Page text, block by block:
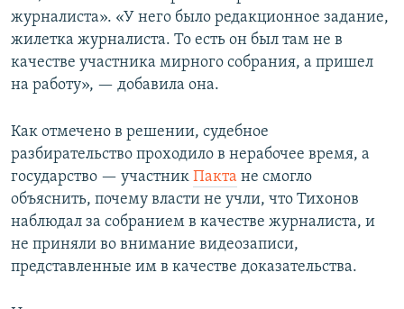
журналиста». «У него было редакционное задание,
жилетка журналиста. То есть он был там не в
качестве участника мирного собрания, а пришел
на работу», — добавила она.
Как отмечено в решении, судебное
разбирательство проходило в нерабочее время, а
государство — участник Пакта не смогло
объяснить, почему власти не учли, что Тихонов
наблюдал за собранием в качестве журналиста, и
не приняли во внимание видеозаписи,
представленные им в качестве доказательства.